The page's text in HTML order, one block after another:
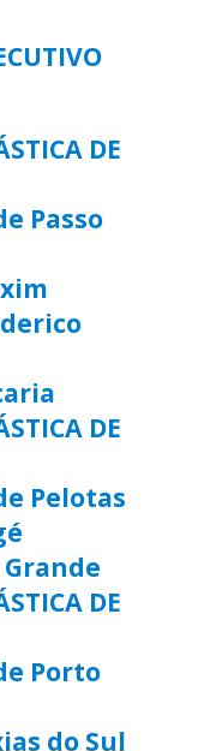
DE
Passo
DE
Pelotas
Grande
DE
Porto
do Sul